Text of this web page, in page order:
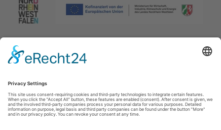
Afdruk|Privacybeleid|Verklaring van toegankelijkheid |Neem
contact met ons op